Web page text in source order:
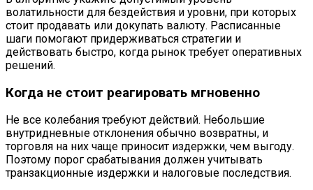
волатильности для бездействия и уровни, при которых
стоит продавать или докупать валюту. Расписанные
шаги помогают придерживаться стратегии и
действовать быстро, когда рынок требует оперативных
решений.
Когда не стоит реагировать мгновенно
Не все колебания требуют действий. Небольшие
внутридневные отклонения обычно возвратны, и
торговля на них чаще приносит издержки, чем выгоду.
Поэтому порог срабатывания должен учитывать
транзакционные издержки и налоговые последствия.